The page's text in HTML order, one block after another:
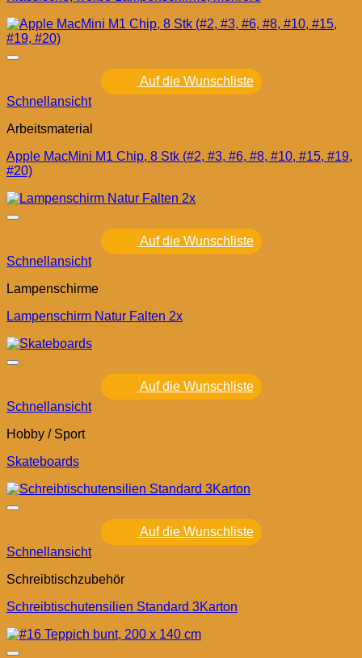
Auf die Wunschliste
Schnellansicht
Arbeitsmaterial
Apple MacMini M1 Chip, 8 Stk (#2, #3, #6, #8, #10, #15, #19,
#20)
Auf die Wunschliste
Schnellansicht
Lampenschirme
Lampenschirm Natur Falten 2x
Auf die Wunschliste
Schnellansicht
Hobby / Sport
Skateboards
Auf die Wunschliste
Schnellansicht
Schreibtischzubehör
Schreibtischutensilien Standard 3Karton